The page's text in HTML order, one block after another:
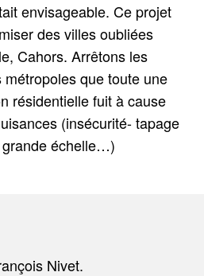
envisageable. Ce projet
des villes oubliées
Cahors. Arrêtons les
que toute une
résidentielle fuit à cause
(insécurité- tapage
échelle…)
Nivet.